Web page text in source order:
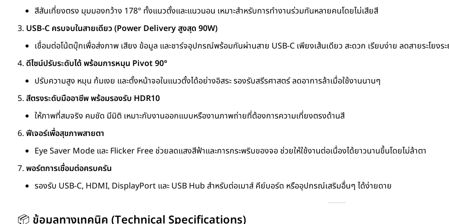
สีสันเที่ยงตรง มุมมองกว้าง 178° ทั้งแนวตั้งและแนวนอน เหมาะสำหรับการทำงานร่วมกันหลายคนโดยไม่เสียสี
USB-C ครบจบในสายเดียว (Power Delivery สูงสุด 90W)
เชื่อมต่อโน้ตบุ๊กเพื่อส่งภาพ เสียง ข้อมูล และชาร์จอุปกรณ์พร้อมกันผ่านสาย USB-C เพียงเส้นเดียว สะดวก เรียบง่าย ลดสายระโยงระ
ดีไซน์ปรับระดับได้ พร้อมการหมุน Pivot 90°
ปรับความสูง หมุน ก้มเงย และตั้งหน้าจอในแนวตั้งได้อย่างอิสระ รองรับสรีรศาสตร์ ลดอาการล้าเมื่อใช้งานนานๆ
สีตรงระดับมืออาชีพ พร้อมรองรับ HDR10
ให้ภาพที่สมจริง คมชัด มีมิติ เหมาะกับงานออกแบบหรืองานภาพถ่ายที่ต้องการความเที่ยงตรงด้านสี
ฟีเจอร์เพื่อสุขภาพสายตา
Eye Saver Mode และ Flicker Free ช่วยลดแสงสีฟ้าและการกระพริบของจอ ช่วยให้ใช้งานต่อเนื่องได้ยาวนานขึ้นโดยไม่ล้าตา
พอร์ตการเชื่อมต่อครบครัน
รองรับ USB-C, HDMI, DisplayPort และ USB Hub สำหรับต่อเมาส์ คีย์บอร์ด หรืออุปกรณ์เสริมอื่นๆ ได้ง่ายดาย
📦 ข้อมูลทางเทคนิค (Technical Specifications)